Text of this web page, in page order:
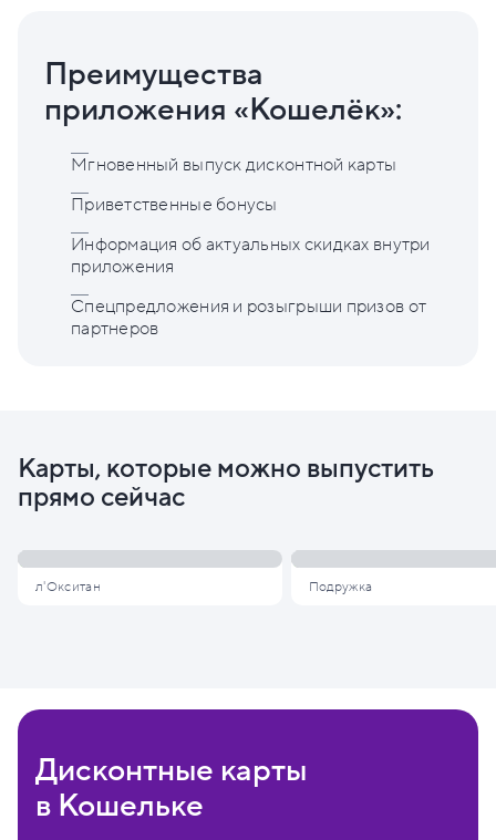
Преимущества
приложения «Кошелёк»:
Мгновенный выпуск дисконтной карты
Приветственные бонусы
Информация об актуальных скидках внутри
приложения
Спецпредложения и розыгрыши призов от
партнеров
Карты, которые можно выпустить
прямо сейчас
л'Окситан Подружка
Дисконтные карты
в Кошельке